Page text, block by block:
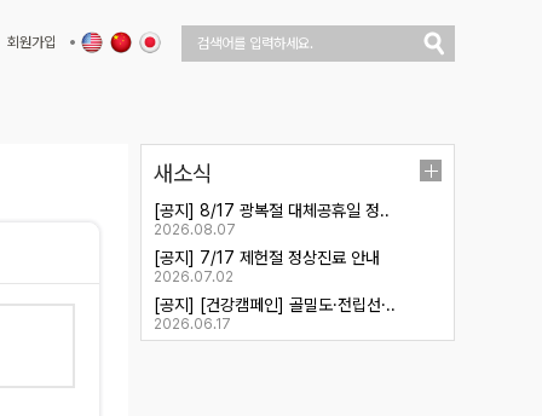
회원가입
새소식
[공지] 8/17 광복절 대체공휴일 정..
2026.08.07
[공지] 7/17 제헌절 정상진료 안내
2026.07.02
[공지] [건강캠페인] 골밀도·전립선·..
2026.06.17